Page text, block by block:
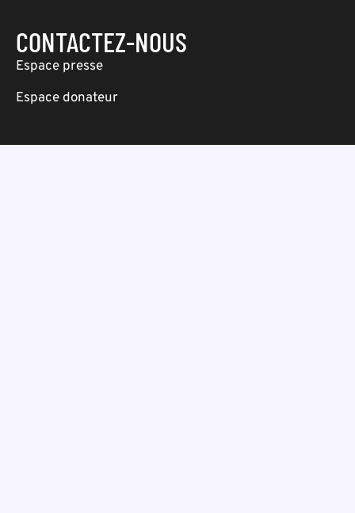
CONTACTEZ-NOUS
Espace presse
Espace donateur